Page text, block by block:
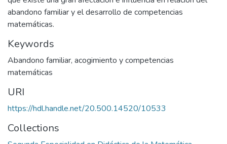
abandono familiar y el desarrollo de competencias
matemáticas.
Keywords
Abandono familiar, acogimiento y competencias
matemáticas
URI
https://hdl.handle.net/20.500.14520/10533
Collections